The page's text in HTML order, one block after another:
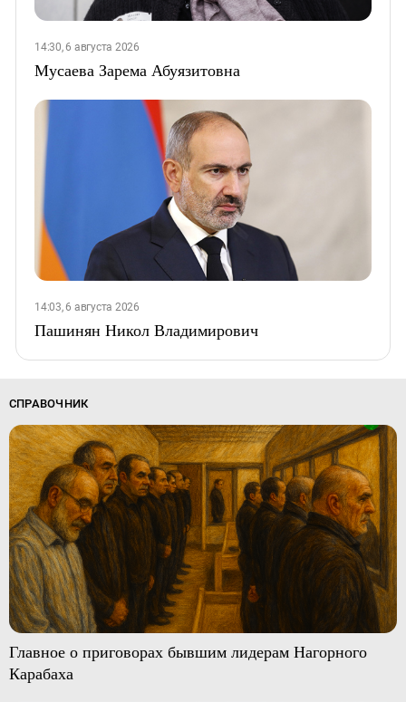
14:30, 6 августа 2026
Мусаева Зарема Абуязитовна
14:03, 6 августа 2026
Пашинян Никол Владимирович
СПРАВОЧНИК
Главное о приговорах бывшим лидерам Нагорного
Карабаха